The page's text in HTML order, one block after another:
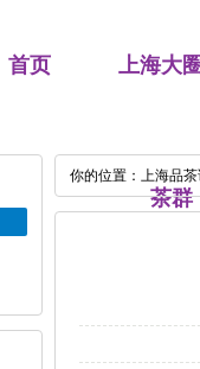
首页 上海大
茶群
你的位置： 上海品